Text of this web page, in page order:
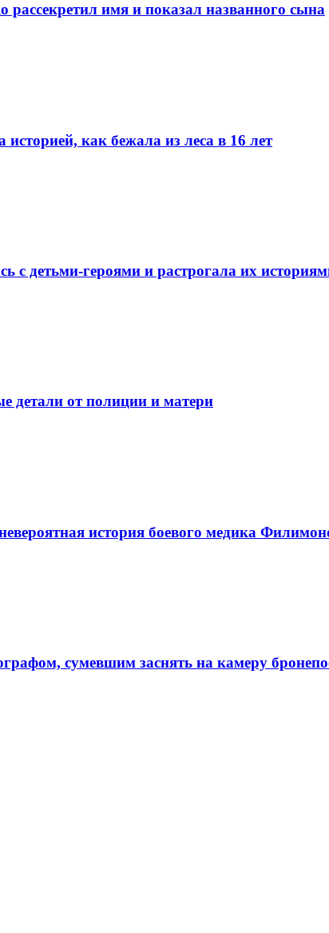
имя и показал названного сына
как бежала из леса в 16 лет
с детьми-героями и растрогала их
детали от полиции и матери
история боевого медика
сумевшим заснять на камеру